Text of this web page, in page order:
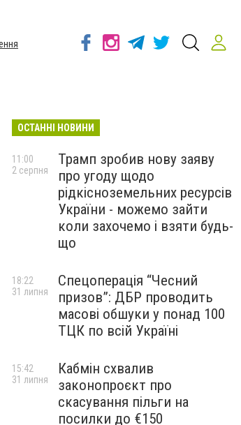
ОСТАННІ НОВИНИ
Трамп зробив нову заяву
про угоду щодо
рідкісноземельних ресурсів
України - можемо зайти
коли захочемо і взяти будь-
що
11:00
2 серпня
Спецоперація “Чесний
призов”: ДБР проводить
масові обшуки у понад 100
ТЦК по всій Україні
18:22
31 липня
Кабмін схвалив
законопроєкт про
скасування пільги на
посилки до €150
15:42
31 липня